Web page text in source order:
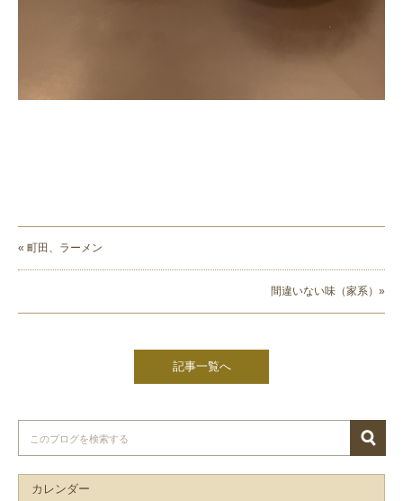
« 町田、ラーメン
間違いない味（家系）»
記事一覧へ
カレンダー